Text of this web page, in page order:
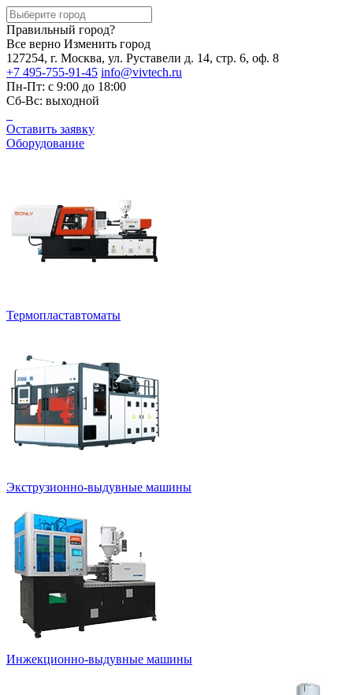
Правильный город?
Все верно Изменить город
127254, г. Москва, ул. Руставели д. 14, стр. 6, оф. 8
+7 495-755-91-45 info@vivtech.ru
Пн-Пт: с 9:00 до 18:00
Сб-Вс: выходной
Оставить заявку
Оборудование
Термопластавтоматы
Экструзионно-выдувные машины
Инжекционно-выдувные машины